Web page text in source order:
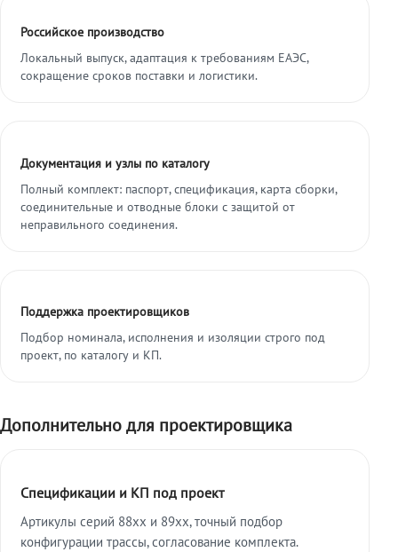
Российское производство
Локальный выпуск, адаптация к требованиям ЕАЭС,
сокращение сроков поставки и логистики.
Документация и узлы по каталогу
Полный комплект: паспорт, спецификация, карта сборки,
соединительные и отводные блоки с защитой от
неправильного соединения.
Поддержка проектировщиков
Подбор номинала, исполнения и изоляции строго под
проект, по каталогу и КП.
Дополнительно для проектировщика
Спецификации и КП под проект
Артикулы серий 88xx и 89xx, точный подбор
конфигурации трассы, согласование комплекта.